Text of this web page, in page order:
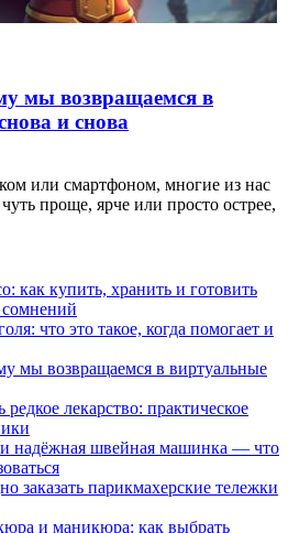
мы возвращаемся в
и снова
или смартфоном, многие из нас
проще, ярче или просто острее,
как купить, хранить и готовить
что это такое, когда помогает и
мы возвращаемся в виртуальные
редкое лекарство: практическое
и надёжная швейная машинка — что
заказать парикмахерские тележки
и маникюра: как выбрать